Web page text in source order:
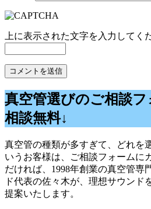
上に表示された文字を入力してく
真空管選びのご相談
相談無料↓
真空管の種類が多すぎて、どれを
いうお客様は、ご相談フォームに
だければ、1998年創業の真空管
ド代表の佐々木が、理想サウンド
提案いたします。